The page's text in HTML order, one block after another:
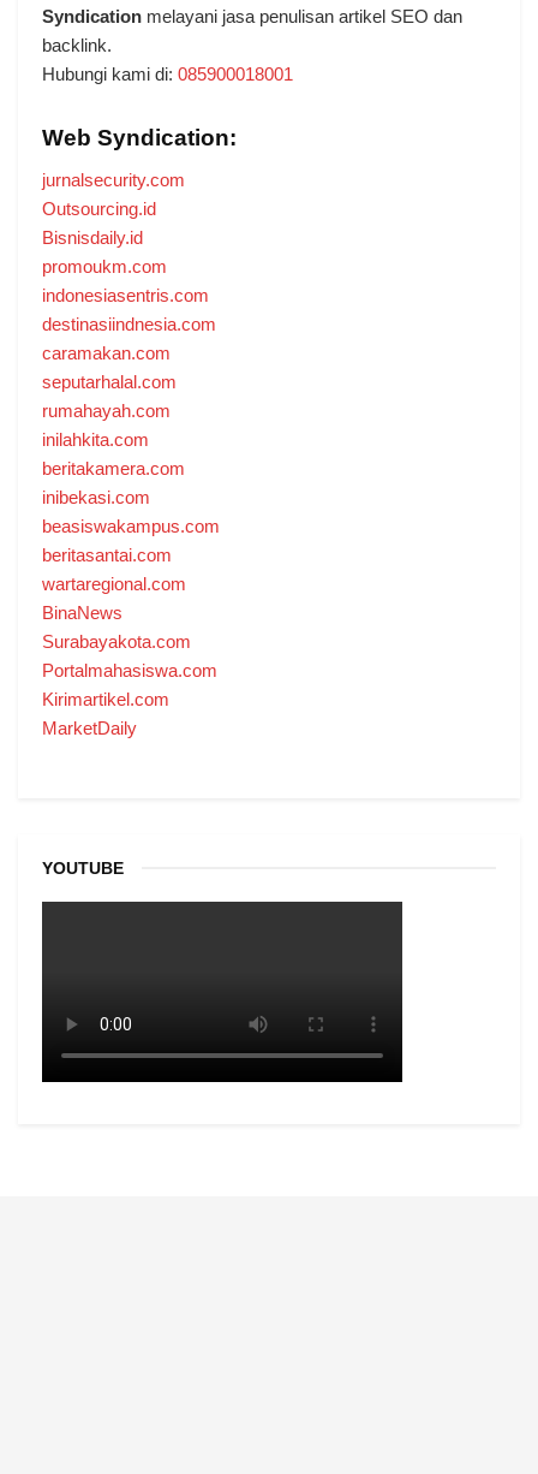
Syndication melayani jasa penulisan artikel SEO dan
backlink.
Hubungi kami di: 085900018001
Web Syndication:
jurnalsecurity.com
Outsourcing.id
Bisnisdaily.id
promoukm.com
indonesiasentris.com
destinasiindnesia.com
caramakan.com
seputarhalal.com
rumahayah.com
inilahkita.com
beritakamera.com
inibekasi.com
beasiswakampus.com
beritasantai.com
wartaregional.com
BinaNews
Surabayakota.com
Portalmahasiswa.com
Kirimartikel.com
MarketDaily
YOUTUBE